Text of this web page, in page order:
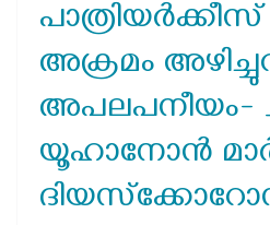
പാത്രിയര്‍ക്കീസ്
അക്രമം
അപലപനീയം-
യൂഹാനോന്‍